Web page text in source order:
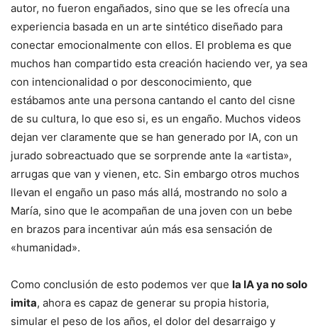
autor, no fueron engañados, sino que se les ofrecía una
experiencia basada en un arte sintético diseñado para
conectar emocionalmente con ellos. El problema es que
muchos han compartido esta creación haciendo ver, ya sea
con intencionalidad o por desconocimiento, que
estábamos ante una persona cantando el canto del cisne
de su cultura, lo que eso si, es un engaño. Muchos videos
dejan ver claramente que se han generado por IA, con un
jurado sobreactuado que se sorprende ante la «artista»,
arrugas que van y vienen, etc. Sin embargo otros muchos
llevan el engaño un paso más allá, mostrando no solo a
María, sino que le acompañan de una joven con un bebe
en brazos para incentivar aún más esa sensación de
«humanidad».
Como conclusión de esto podemos ver que la IA ya no solo
imita, ahora es capaz de generar su propia historia,
simular el peso de los años, el dolor del desarraigo y